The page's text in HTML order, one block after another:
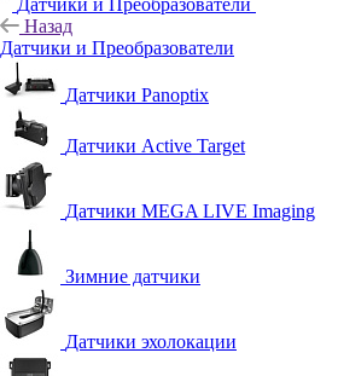
Датчики и Преобразователи
Назад
Датчики и Преобразователи
Датчики Panoptix
Датчики Active Target
Датчики MEGA LIVE Imaging
Зимние датчики
Датчики эхолокации